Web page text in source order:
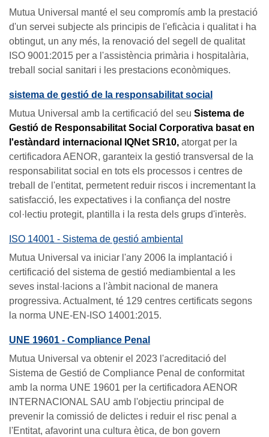
Mutua Universal manté el seu compromís amb la prestació
d'un servei subjecte als principis de l'eficàcia i qualitat i ha
obtingut, un any més, la renovació del segell de qualitat
ISO 9001:2015 per a l'assistència primària i hospitalària,
treball social sanitari i les prestacions econòmiques.
sistema de gestió de la responsabilitat social
Mutua Universal amb la certificació del seu Sistema de
Gestió de Responsabilitat Social Corporativa basat en
l'estàndard internacional IQNet SR10, atorgat per la
certificadora AENOR, garanteix la gestió transversal de la
responsabilitat social en tots els processos i centres de
treball de l'entitat, permetent reduir riscos i incrementant la
satisfacció, les expectatives i la confiança del nostre
col·lectiu protegit, plantilla i la resta dels grups d'interès.
ISO 14001 - Sistema de gestió ambiental
Mutua Universal va iniciar l'any 2006 la implantació i
certificació del sistema de gestió mediambiental a les
seves instal·lacions a l'àmbit nacional de manera
progressiva. Actualment, té 129 centres certificats segons
la norma UNE-EN-ISO 14001:2015.
UNE 19601 - Compliance Penal
Mutua Universal va obtenir el 2023 l'acreditació del
Sistema de Gestió de Compliance Penal de conformitat
amb la norma UNE 19601 per la certificadora AENOR
INTERNACIONAL SAU amb l'objectiu principal de
prevenir la comissió de delictes i reduir el risc penal a
l'Entitat, afavorint una cultura ètica, de bon govern